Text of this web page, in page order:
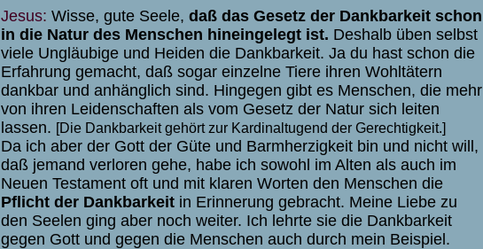
Jesus: Wisse, gute Seele, daß das Gesetz der Dankbarkeit schon
in die Natur des Menschen hineingelegt ist. Deshalb üben selbst
viele Ungläubige und Heiden die Dankbarkeit. Ja du hast schon die
Erfahrung gemacht, daß sogar einzelne Tiere ihren Wohltätern
dankbar und anhänglich sind. Hingegen gibt es Menschen, die mehr
von ihren Leidenschaften als vom Gesetz der Natur sich leiten
lassen. [Die Dankbarkeit gehört zur Kardinaltugend der Gerechtigkeit.]
Da ich aber der Gott der Güte und Barmherzigkeit bin und nicht will,
daß jemand verloren gehe, habe ich sowohl im Alten als auch im
Neuen Testament oft und mit klaren Worten den Menschen die
Pflicht der Dankbarkeit in Erinnerung gebracht. Meine Liebe zu
den Seelen ging aber noch weiter. Ich lehrte sie die Dankbarkeit
gegen Gott und gegen die Menschen auch durch mein Beispiel.